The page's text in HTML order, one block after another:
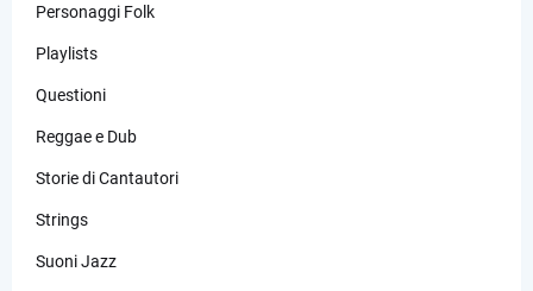
Personaggi Folk
Playlists
Questioni
Reggae e Dub
Storie di Cantautori
Strings
Suoni Jazz